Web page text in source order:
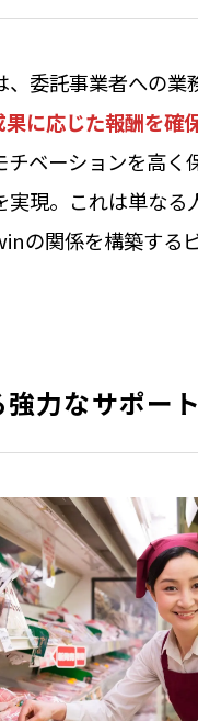
、委託事業者への業
果に応じた報酬を確
チベーションを高く
実現。これは単なる
の関係を構築する
力なサポー